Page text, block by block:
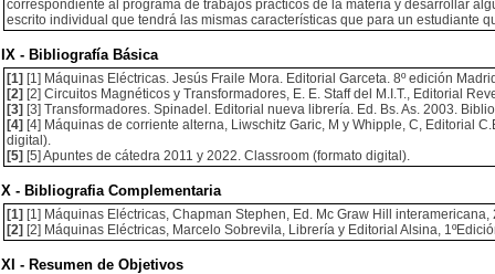
correspondiente al programa de trabajos prácticos de la materia y desarrollar
escrito individual que tendrá las mismas características que para un estudiante
IX - Bibliografía Básica
[1] [1] Máquinas Eléctricas. Jesús Fraile Mora. Editorial Garceta. 8º edición
[2] [2] Circuitos Magnéticos y Transformadores, E. E. Staff del M.I.T., Editorial
[3] [3] Transformadores. Spinadel. Editorial nueva librería. Ed. Bs. As. 2003.
[4] [4] Máquinas de corriente alterna, Liwschitz Garic, M y Whipple, C, Editorial
digital).
[5] [5] Apuntes de cátedra 2011 y 2022. Classroom (formato digital).
X - Bibliografia Complementaria
[1] [1] Máquinas Eléctricas, Chapman Stephen, Ed. Mc Graw Hill
[2] [2] Máquinas Eléctricas, Marcelo Sobrevila, Librería y Editorial Alsina,
XI - Resumen de Objetivos